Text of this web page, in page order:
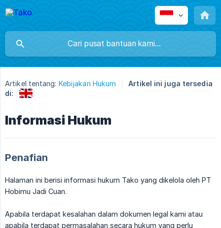
Artikel tentang: Kebijakan Hukum
Artikel ini juga tersedia
di:
Informasi Hukum
Penafian
Halaman ini berisi informasi hukum Tako yang dikelola oleh PT
Hobimu Jadi Cuan.
Apabila terdapat kesalahan dalam dokumen legal kami atau
apabila terdapat permasalahan secara hukum yang perlu